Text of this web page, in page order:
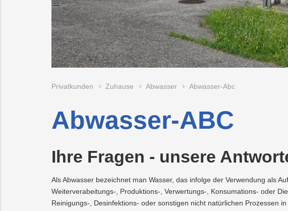
Recycling
Abfallberatung
Abfallvermeidung
Preise
&
Wartung
und
Überprüfung
der
Gasanlage
Aktionen
&
Förderungen
Energieberatung
Photovoltaik
Hausbau
Services
Planauskunft
Mobilität
Fitness
&
Kurse
Grottenbahn
Pöstlingbergbahn
Veranstaltungen
PLUS24
Vorteilswelt
Mobilität
Abschied
Online-
Services
Projekte
AG-
Privatkunden Zuhause Abwasser Abwasser-Abc
Abwasser-ABC
Ihre Fragen - unsere
Als Abwasser bezeichnet man Wasser, das infolge der Verwendung als
Weiterverabeitungs-, Produktions-, Verwertungs-, Konsumations- oder
Reinigungs-, Desinfektions- oder sonstigen nicht natürlichen Prozessen